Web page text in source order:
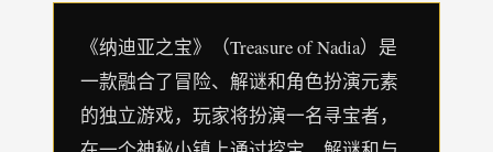
《纳迪亚之宝》（Treasure of Nadia）是
一款融合了冒险、解谜和角色扮演元素
的独立游戏，玩家将扮演一名寻宝者，